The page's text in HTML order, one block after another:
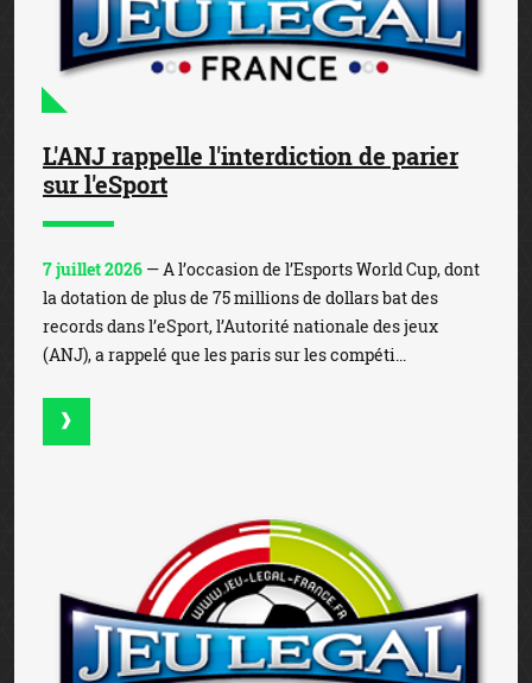
L'ANJ rappelle l'interdiction de parier
sur l'eSport
7 juillet 2026 — A l’occasion de l’Esports World Cup, dont
la dotation de plus de 75 millions de dollars bat des
records dans l’eSport, l’Autorité nationale des jeux
(ANJ), a rappelé que les paris sur les compéti...